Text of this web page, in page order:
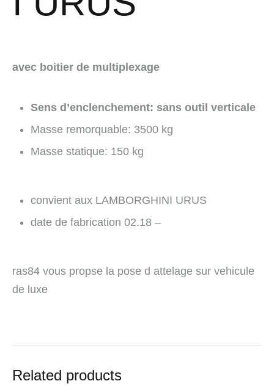
avec boitier de multiplexage
Sens d’enclenchement: sans outil verticale
Masse remorquable: 3500 kg
Masse statique: 150 kg
convient aux LAMBORGHINI URUS
date de fabrication 02.18 –
ras84 vous propse la pose d attelage sur vehicule
de luxe
Related products